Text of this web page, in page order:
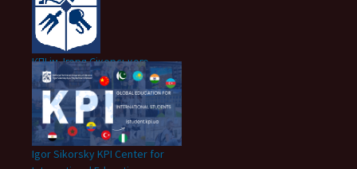
КПІ ім. Ігоря Сікорського
Igor Sikorsky KPI Center for